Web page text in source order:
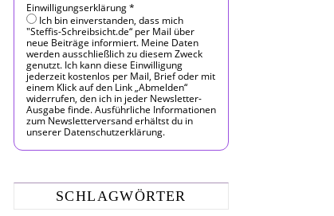
Einwilligungserklärung*
Ich bin einverstanden, dass mich
"Steffis-Schreibsicht.de“ per Mail über
neue Beiträge informiert. Meine Daten
werden ausschließlich zu diesem Zweck
genutzt. Ich kann diese Einwilligung
jederzeit kostenlos per Mail, Brief oder mit
einem Klick auf den Link „Abmelden“
widerrufen, den ich in jeder Newsletter-
Ausgabe finde. Ausführliche Informationen
zum Newsletterversand erhältst du in
unserer Datenschutzerklärung.
SCHLAGWÖRTER